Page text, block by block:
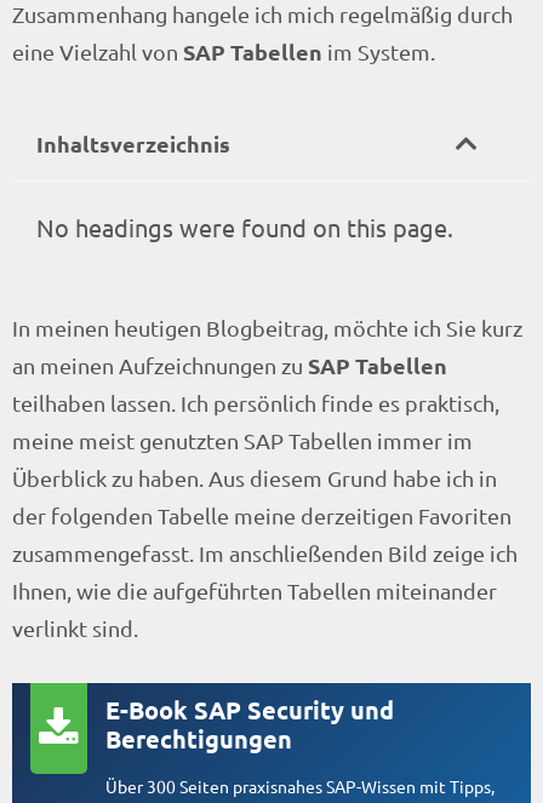
Zusammenhang hangele ich mich regelmäßig durch
eine Vielzahl von SAP Tabellen im System.
Inhaltsverzeichnis
No headings were found on this page.
In meinen heutigen Blogbeitrag, möchte ich Sie kurz
an meinen Aufzeichnungen zu SAP Tabellen
teilhaben lassen. Ich persönlich finde es praktisch,
meine meist genutzten SAP Tabellen immer im
Überblick zu haben. Aus diesem Grund habe ich in
der folgenden Tabelle meine derzeitigen Favoriten
zusammengefasst. Im anschließenden Bild zeige ich
Ihnen, wie die aufgeführten Tabellen miteinander
verlinkt sind.
E-Book SAP Security und
Berechtigungen
Über 300 Seiten praxisnahes SAP-Wissen mit Tipps,